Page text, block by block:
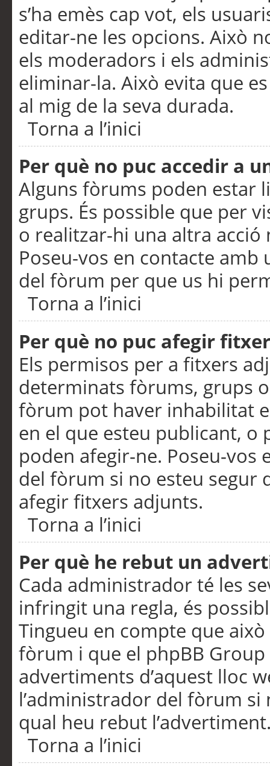
s’ha emès cap vot, els
editar-ne les opcions. Això
els moderadors i els
eliminar-la. Això evita que
al mig de la seva durada.
Torna a l’inici
Per què no puc accedir a
Alguns fòrums poden estar
grups. És possible que per
o realitzar-hi una altra acció
Poseu-vos en contacte
del fòrum per que us hi
Torna a l’inici
Per què no puc afegir
Els permisos per a fitxers
determinats fòrums, grups
fòrum pot haver inhabilitat
en el que esteu publicant,
poden afegir-ne. Poseu-vos
del fòrum si no esteu segur
afegir fitxers adjunts.
Torna a l’inici
Per què he rebut un
Cada administrador té les
infringit una regla, és
Tingueu en compte que
fòrum i que el phpBB
advertiments d’aquest lloc
l’administrador del fòrum
qual heu rebut
Torna a l’inici